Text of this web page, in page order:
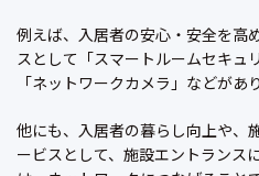
例えば、入居者の安心・安全を高
スとして「スマートルームセキュ
「ネットワークカメラ」などがあ
他にも、入居者の暮らし向上や、
ービスとして、施設エントランス